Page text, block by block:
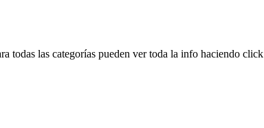
todas las categorías pueden ver toda la info haciendo click